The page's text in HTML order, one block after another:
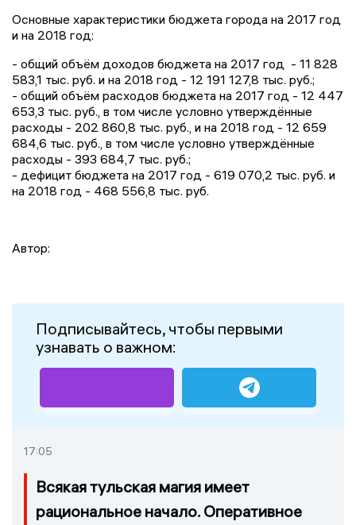
Основные характеристики бюджета города на 2017 год
и на 2018 год:
- общий объём доходов бюджета на 2017 год - 11 828
583,1 тыс. руб. и на 2018 год - 12 191 127,8 тыс. руб.;
- общий объём расходов бюджета на 2017 год - 12 447
653,3 тыс. руб., в том числе условно утверждённые
расходы - 202 860,8 тыс. руб., и на 2018 год - 12 659
684,6 тыс. руб., в том числе условно утверждённые
расходы - 393 684,7 тыс. руб.;
- дефицит бюджета на 2017 год - 619 070,2 тыс. руб. и
на 2018 год - 468 556,8 тыс. руб.
Автор:
Подписывайтесь, чтобы первыми
узнавать о важном:
17:05
Всякая тульская магия имеет
рациональное начало. Оперативное